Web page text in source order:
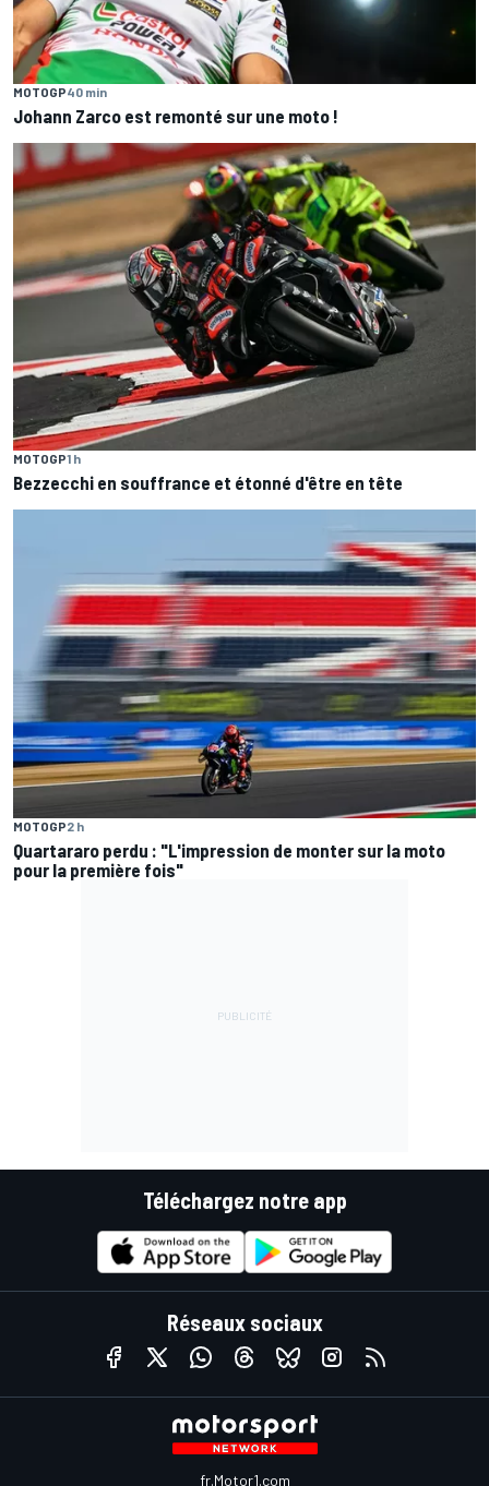
MOTOGP40 min
Johann Zarco est remonté sur une moto !
MOTOGP1 h
Bezzecchi en souffrance et étonné d'être en tête
MOTOGP2 h
Quartararo perdu : "L'impression de monter sur la moto
pour la première fois"
Téléchargez notre app
Réseaux sociaux
fr.Motor1.com